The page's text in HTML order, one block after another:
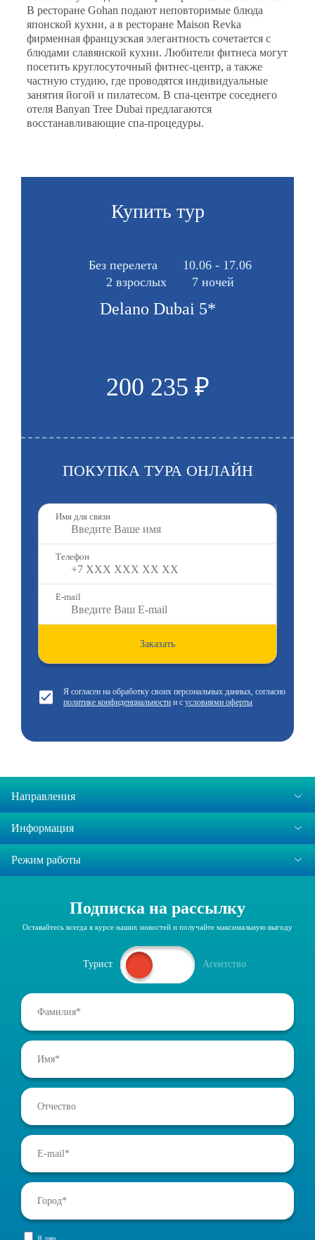
В ресторане Gohan подают неповторимые блюда
японской кухни, а в ресторане Maison Revka
фирменная французская элегантность сочетается с
блюдами славянской кухни. Любители фитнеса могут
посетить круглосуточный фитнес-центр, а также
частную студию, где проводятся индивидуальные
занятия йогой и пилатесом. В спа-центре соседнего
отеля Banyan Tree Dubai предлагаются
восстанавливающие спа-процедуры.
Купить тур
Без перелета
10.06 - 17.06
2 взрослых
7 ночей
Delano Dubai 5*
200 235 ₽
ПОКУПКА ТУРА ОНЛАЙН
Имя для связи
Телефон
E-mail
Заказать
Я согласен на обработку своих персональных данных, согласно
политике конфиденциальности и с условиями оферты
Направления
Информация
Режим работы
Подписка на рассылку
Оставайтесь всегда в курсе наших новостей и получайте максимальную выгоду
Турист Агентство
Я даю